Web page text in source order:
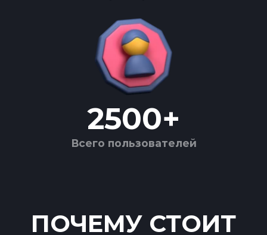
2500+
Всего пользователей
ПОЧЕМУ СТОИТ